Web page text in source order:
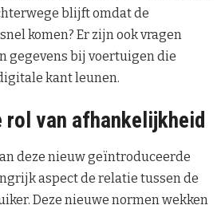
blijft omdat de
komen? Er zijn ook vragen
gegevens bij voertuigen die
kant leunen.
rol van afhankelijkheid
deze nieuw geïntroduceerde
aspect de relatie tussen de
Deze nieuwe normen wekken